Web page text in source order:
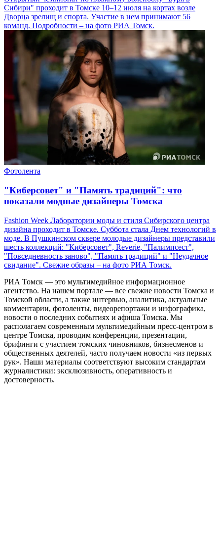
Сибири" проходит в Томске 10–12 июля на кортах возле
Дворца зрелищ и спорта. Участие в нем принимают 56
команд. Подробности – на фото РИА Томск.
Фотолента
"Киберсовет" и "Память традиций": что
показали модные дизайнеры Томска
Fashion Week Лаборатории моды и стиля Сибирского центра
дизайна проходит в Томске. Суббота стала Днем технологий в
моде. В Пушкинском сквере молодые дизайнеры представили
шесть коллекций: "Киберсовет", Reverie, "Палимпсест",
"Повседневность заново", "Память традиций" и "Неудачное
свидание". Свежие образы – на фото РИА Томск.
РИА Томск — это мультимедийное информационное
агентство. На нашем портале — все свежие новости Томска и
Томской области, а также интервью, аналитика, актуальные
комментарии, фотоленты, видеорепортажи и инфографика,
новости о последних событиях и афиша Томска. Мы
располагаем современным мультимедийным пресс-центром в
центре Томска, проводим конференции, презентации,
брифинги с участием томских чиновников, бизнесменов и
общественных деятелей, часто получаем новости «из первых
рук». Наши материалы соответствуют высоким стандартам
журналистики: эксклюзивность, оперативность и
достоверность.